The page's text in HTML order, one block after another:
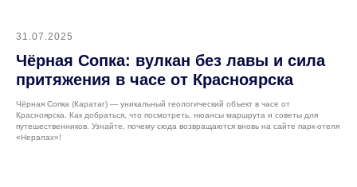
31.07.2025
Чёрная Сопка: вулкан без лавы и сила
притяжения в часе от Красноярска
Чёрная Сопка (Каратаг) — уникальный геологический объект в часе от
Красноярска. Как добраться, что посмотреть, нюансы маршрута и советы для
путешественников. Узнайте, почему сюда возвращаются вновь на сайте парк-отеля
«Нералах»!